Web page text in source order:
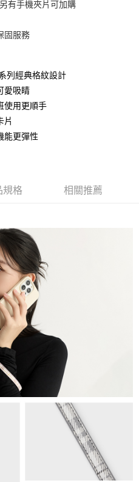
用戶可立即使用無須另外申請。
成立後會自動跳轉到大哥付的交易
數、繳款截止日，確認付款後即完
超商條碼／台灣大直營門市／銀行轉
路繳費。
司」（以下簡稱本公司）所提供，讓
或服務，並由商店將買賣／分期付款
本公司帳單繳交帳款。
之契約關係目的，商店將以您的個人
台灣大哥大進項蒐集、處理及利用，
料之確認、核對及更正。
：https://oppay.tw/userRule
免運費
)免運費
)免運費
)免運費
免運費
)免運費
有手機夾片可加購
固服務
列經典格紋設計
愛吸睛
使用更順手
片
能更彈性
規格 相關推薦